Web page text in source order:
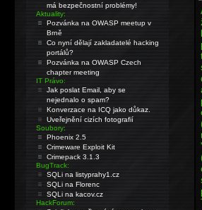
má bezpečnostní problémy!
Aktuality:
Pozvánka na OWASP meetup v
Brně
Co nyní dělají zakladatelé hacking
portálů?
Pozvánka na OWASP Czech
chapter meeting
IT Právo:
Jak poslat Email, aby se
nejednalo o spam?
Konverzace na ICQ jako důkaz.
Uveřejnění cizích fotografií
Soubory:
Phoenix 2.5
Crimeware Exploit Kit
Crimepack 3.1.3
BugTrack:
SQLi na listyprahy1.cz
SQLi na Florenc
SQLi na kacov.cz
HackForum: